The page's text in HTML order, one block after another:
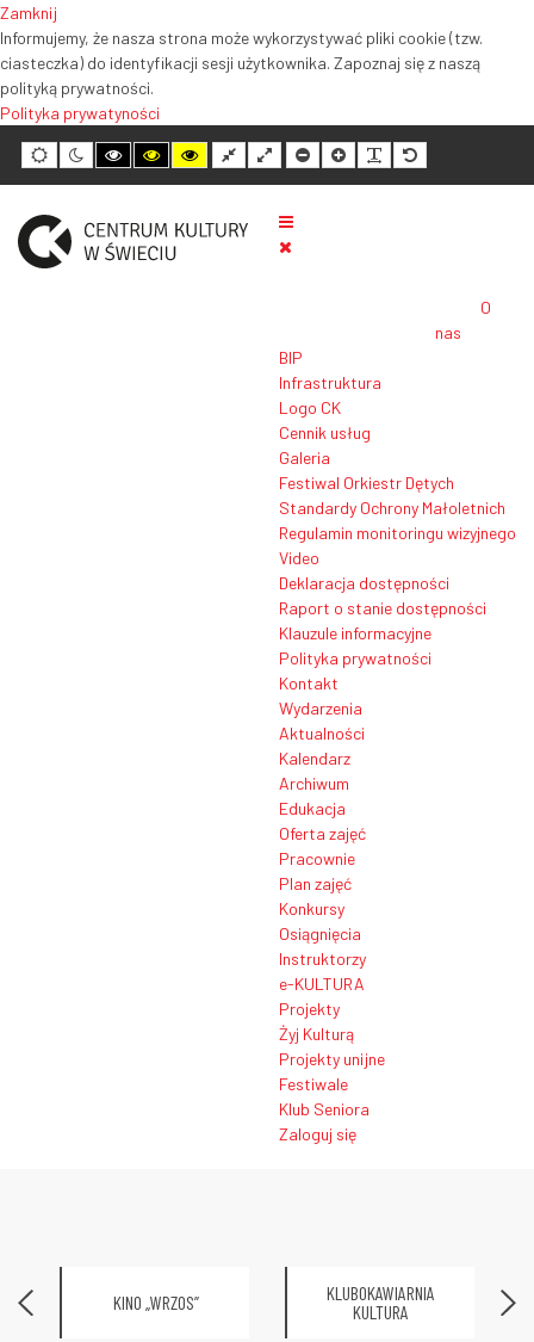
Zamknij
Informujemy, że nasza strona może wykorzystywać pliki cookie (tzw.
ciasteczka) do identyfikacji sesji użytkownika. Zapoznaj się z naszą
polityką prywatności.
Polityka prywatyności
Tryb
domyślny
Tryb
nocny
Tryb
wysokiego
kontrastu
biały
Tryb
wysokiego
kontrastu
żółty
Tryb
wysokiego
kontrastu
czarny
Normalny
układ
Szeroki
układ
Mniejszy
rozmiar
tekstu
Większy
rozmiar
tekstu
Czytelność
tekstu
Domyślny
rozmiar
tekstu
O
nas
BIP
Infrastruktura
Logo CK
Cennik usług
Galeria
Festiwal Orkiestr Dętych
Standardy Ochrony Małoletnich
Regulamin monitoringu wizyjnego
Video
Deklaracja dostępności
Raport o stanie dostępności
Klauzule informacyjne
Polityka prywatności
Kontakt
Wydarzenia
Aktualności
Kalendarz
Archiwum
Edukacja
Oferta zajęć
Pracownie
Plan zajęć
Konkursy
Osiągnięcia
Instruktorzy
e-KULTURA
Projekty
Żyj Kulturą
Projekty unijne
Festiwale
Klub Seniora
Zaloguj się
KINO „WRZOS”
KLUBOKAWIARNIA
KULTURA